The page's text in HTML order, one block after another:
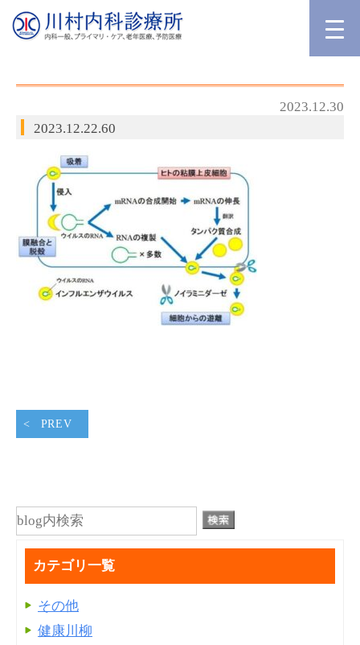
2023.12.30
2023.12.22.60
PREV
カテゴリ一覧
その他
健康川柳